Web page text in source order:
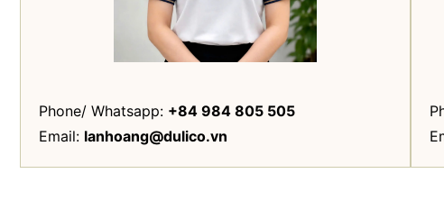
Phone/ Whatsapp: ‭ ‭‭+84 984 805 505
Email: lanhoang@dulico.vn